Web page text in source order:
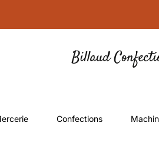
Confections